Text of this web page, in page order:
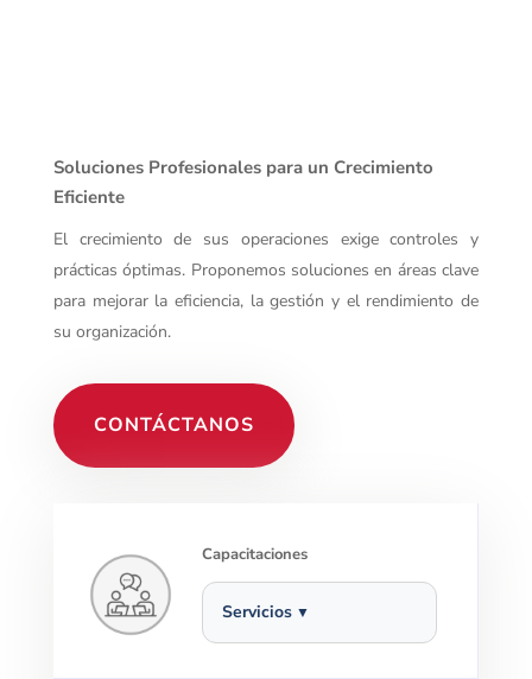
Soluciones Profesionales para un Crecimiento
Eficiente
El crecimiento de sus operaciones exige controles y
prácticas óptimas. Proponemos soluciones en áreas clave
para mejorar la eficiencia, la gestión y el rendimiento de
su organización.
CONTÁCTANOS
Capacitaciones
Servicios